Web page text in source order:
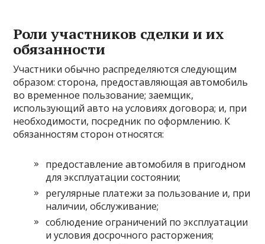
Роли участников сделки и их
обязанности
Участники обычно распределяются следующим
образом: сторона, предоставляющая автомобиль
во временное пользование; заемщик,
использующий авто на условиях договора; и, при
необходимости, посредник по оформлению. К
обязанностям сторон относятся:
предоставление автомобиля в пригодном
для эксплуатации состоянии;
регулярные платежи за пользование и, при
наличии, обслуживание;
соблюдение ограничений по эксплуатации
и условия досрочного расторжения;